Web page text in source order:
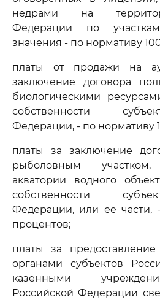
недрами на
Федерации по
значения - по нормативу
платы от продажи на
заключение договора
биологическими
собственности
Федерации, - по нормативу
платы за заключение
рыболовным
акватории водного
собственности
Федерации, или ее части,
процентов;
платы за предоставление
органами субъектов
казенными
Российской Федерации